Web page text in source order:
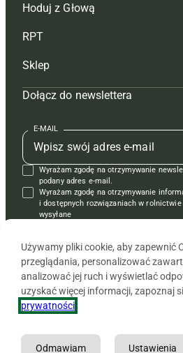
Redakcja
Reklama
Tagi
Mapa serwisu
Kontakt
Regulamin
Polityka prywatności
Hoduj z Głową
Hoduj z głową bydło
Hoduj z głową świnie
Prenumerata
Redakcja
Kontakt
Reklama
RPT
Redakcja
Prenumerata
Reklama
Kontakt
Krzyżówki
Sklep
Czasopisma i prenumerata
Książki
Regulamin
Dołącz do newslettera
E-MAIL
Wyrażam zgodę na otrzymywanie
podany adres e-mail.
Wyrażam zgodę na otrzymywanie
i dostępnych rozwiązaniach w
wysyłane
Używamy pliki cookie, aby zapewnić
przeglądania, personalizować
analizować jej ruch i wyświetlać
uzyskać więcej informacji, zapoznaj
prywatności
Ustawienia
Odmawiam